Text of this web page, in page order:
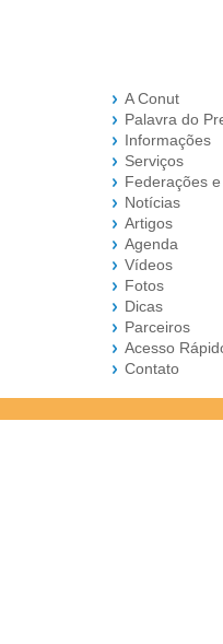
A Conut
Palavra do
Informações
Serviços
Federações
Notícias
Artigos
Agenda
Vídeos
Fotos
Dicas
Parceiros
Acesso
Contato